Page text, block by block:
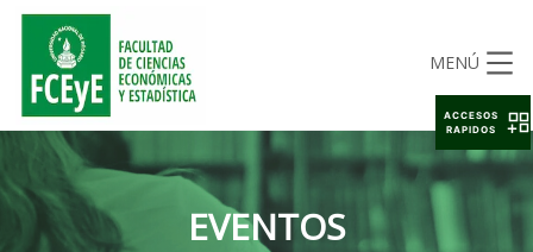
MENÚ
EVENTOS
ACCESOS
RAPIDOS